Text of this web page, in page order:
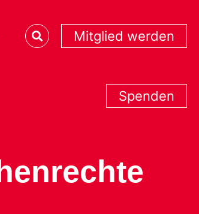
Mitglied werden
Spenden